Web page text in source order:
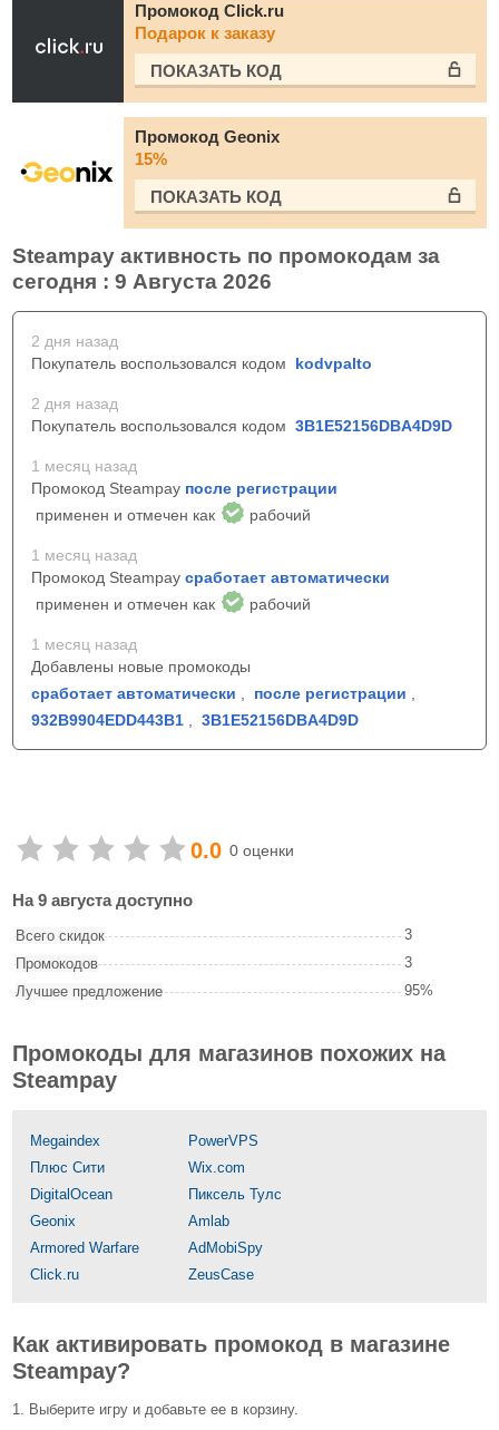
Промокод Click.ru
Подарок к заказу
ПОКАЗАТЬ КОД
Промокод Geonix
15%
ПОКАЗАТЬ КОД
Steampay активность по промокодам за
сегодня : 9 Августа 2026
2 дня назад
Покупатель воспользовался кодом kodvpalto
2 дня назад
Покупатель воспользовался кодом 3B1E52156DBA4D9D
1 месяц назад
Промокод Steampay после регистрации
применен и отмечен как
рабочий
1 месяц назад
Промокод Steampay сработает автоматически
применен и отмечен как
рабочий
1 месяц назад
Добавлены новые промокоды
сработает автоматически
после регистрации
932B9904EDD443B1
3B1E52156DBA4D9D
0.0 0 оценки
На 9 августа доступно
Всего скидок
3
Промокодов
3
Лучшее предложение
95%
Промокоды для магазинов похожих на
Steampay
Megaindex
PowerVPS
Плюс Сити
Wix.com
DigitalOcean
Пиксель Тулс
Geonix
Amlab
Armored Warfare
AdMobiSpy
Click.ru
ZeusCase
Как активировать промокод в магазине
Steampay?
1. Выберите игру и добавьте ее в корзину.